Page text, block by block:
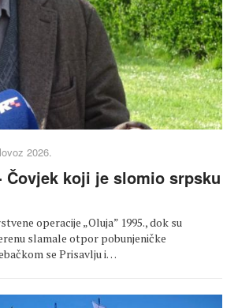
2026.
Čovjek koji je slomio srpsku
operacije „Oluja” 1995., dok su
slamale otpor pobunjeničke
se Prisavlju i…